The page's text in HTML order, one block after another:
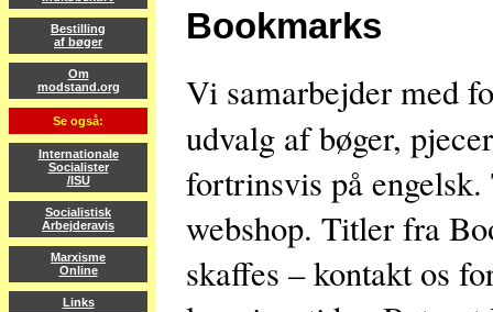
Bestilling
af bøger
Om
modstand.org
Se også:
Internationale
Socialister
/ISU
Socialistisk
Arbejderavis
Marxisme
Online
Links
Bookmarks
Vi samarbejder med
udvalg af bøger,
fortrinsvis på
webshop. Titler fra
skaffes – kontakt os